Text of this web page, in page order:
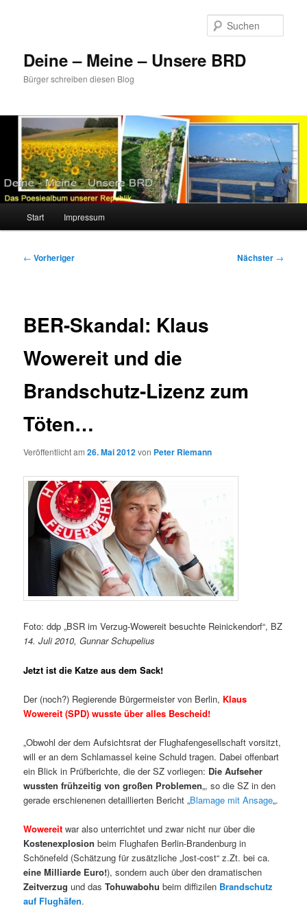
Deine – Meine – Unsere BRD
Bürger schreiben diesen Blog
Start Impressum
Beitragsnavigation
← Vorheriger Nächster →
BER-Skandal: Klaus
Wowereit und die
Brandschutz-Lizenz zum
Töten…
Veröffentlicht am26. Mai 2012von Peter Riemann
Foto: ddp „BSR im Verzug-Wowereit besuchte Reinickendorf“, BZ
14. Juli 2010, Gunnar Schupelius
Jetzt ist die Katze aus dem Sack!
Der (noch?) Regierende Bürgermeister von Berlin, Klaus
Wowereit (SPD) wusste über alles Bescheid!
„Obwohl der dem Aufsichtsrat der Flughafengesellschaft vorsitzt,
will er an dem Schlamassel keine Schuld tragen. Dabei offenbart
ein Blick in Prüfberichte, die der SZ vorliegen: Die Aufseher
wussten frühzeitig von großen Problemen„, so die SZ in den
gerade erschienenen detaillierten Bericht „Blamage mit Ansage„.
Wowereit war also unterrichtet und zwar nicht nur über die
Kostenexplosion beim Flughafen Berlin-Brandenburg in
Schönefeld (Schätzung für zusätzliche „lost-cost“ z.Zt. bei ca.
eine Milliarde Euro!), sondern auch über den dramatischen
Zeitverzug und dasTohuwabohu beim diffizilen Brandschutz
auf Flughäfen.